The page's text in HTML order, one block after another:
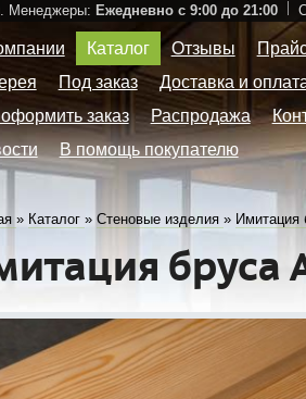
Менеджеры: Ежедневно с 9:00 до 21:00
Каталог Отзывы
Под заказ
Доставка и
оформить заказ
Распродажа
В помощь покупателю
» Каталог » Стеновые изделия » Имитация
бруса